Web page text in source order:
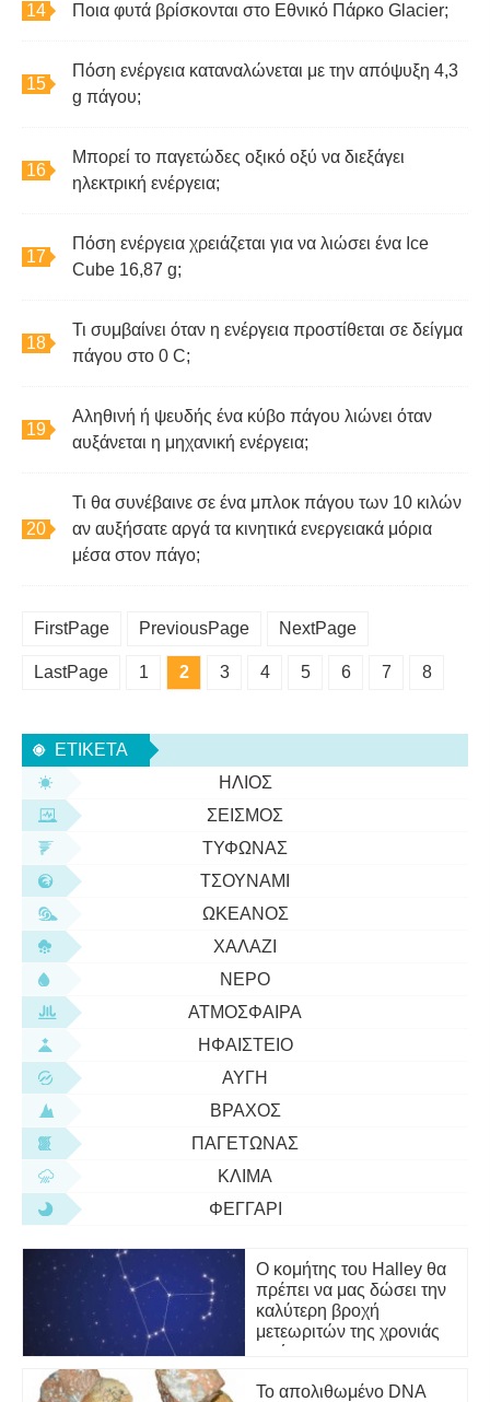
Ποια φυτά βρίσκονται στο Εθνικό Πάρκο Glacier;
Πόση ενέργεια καταναλώνεται με την απόψυξη 4,3
g πάγου;
Μπορεί το παγετώδες οξικό οξύ να διεξάγει
ηλεκτρική ενέργεια;
Πόση ενέργεια χρειάζεται για να λιώσει ένα Ice
Cube 16,87 g;
Τι συμβαίνει όταν η ενέργεια προστίθεται σε δείγμα
πάγου στο 0 C;
Αληθινή ή ψευδής ένα κύβο πάγου λιώνει όταν
αυξάνεται η μηχανική ενέργεια;
Τι θα συνέβαινε σε ένα μπλοκ πάγου των 10 κιλών
αν αυξήσατε αργά τα κινητικά ενεργειακά μόρια
μέσα στον πάγο;
FirstPage PreviousPage NextPage
LastPage 1 2 3 4 5 6 7 8
ΕΤΙΚΈΤΑ
ΉΛΙΟΣ
ΣΕΙΣΜΌΣ
ΤΥΦΏΝΑΣ
ΤΣΟΥΝΆΜΙ
ΩΚΕΑΝΌΣ
ΧΑΛΆΖΙ
ΝΕΡΌ
ΑΤΜΌΣΦΑΙΡΑ
ΗΦΑΊΣΤΕΙΟ
ΑΥΓΉ
ΒΡΆΧΟΣ
ΠΑΓΕΤΏΝΑΣ
ΚΛΊΜΑ
ΦΕΓΓΆΡΙ
Ο κομήτης του Halley θα
πρέπει να μας δώσει την
καλύτερη βροχή
μετεωριτών της χρονιάς
απόψε
Το απολιθωμένο DNA